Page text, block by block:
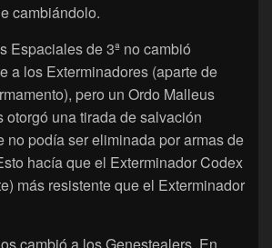
cambiándolo.
Espaciales de 3ª no cambió
a los Exterminadores (aparte de
pero un Ordo Malleus
otorgó una tirada de salvación
no podía ser eliminada por armas de
hacía que el Exterminador Codex
más resistente que el Exterminador
cambió a los Genestealers. En